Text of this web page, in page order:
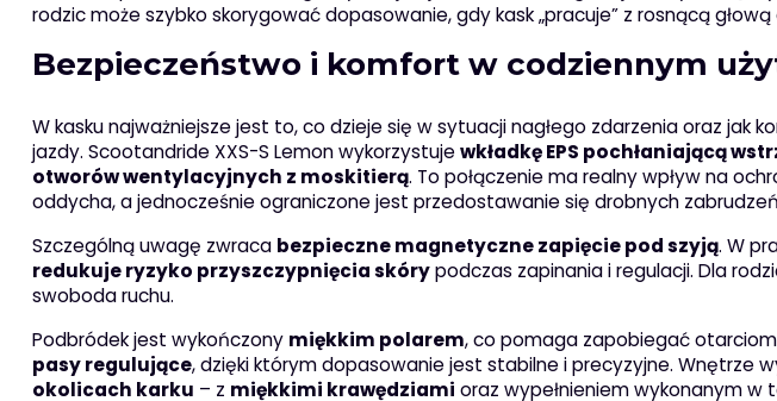
rodzic może szybko skorygować dopasowanie, gdy kask „pracuje” z rosnącą głową
Bezpieczeństwo i komfort w codziennym
W kasku najważniejsze jest to, co dzieje się w sytuacji nagłego zdarzenia oraz jak
jazdy. Scootandride XXS-S Lemon wykorzystujewkładkę EPS pochłaniającą
otworów wentylacyjnych z moskitierą. To połączenie ma realny wpływ na
oddycha, a jednocześnie ograniczone jest przedostawanie się drobnych
Szczególną uwagę zwraca bezpieczne magnetyczne zapięcie pod szyją. W
redukuje ryzyko przyszczypnięcia skórypodczas zapinania i regulacji. Dla
swoboda ruchu.
Podbródek jest wykończony miękkim polarem, co pomaga zapobiegać
pasy regulujące, dzięki którym dopasowanie jest stabilne i precyzyjne. Wnętrze
okolicach karku – z miękkimi krawędziami oraz wypełnieniem wykonanym w